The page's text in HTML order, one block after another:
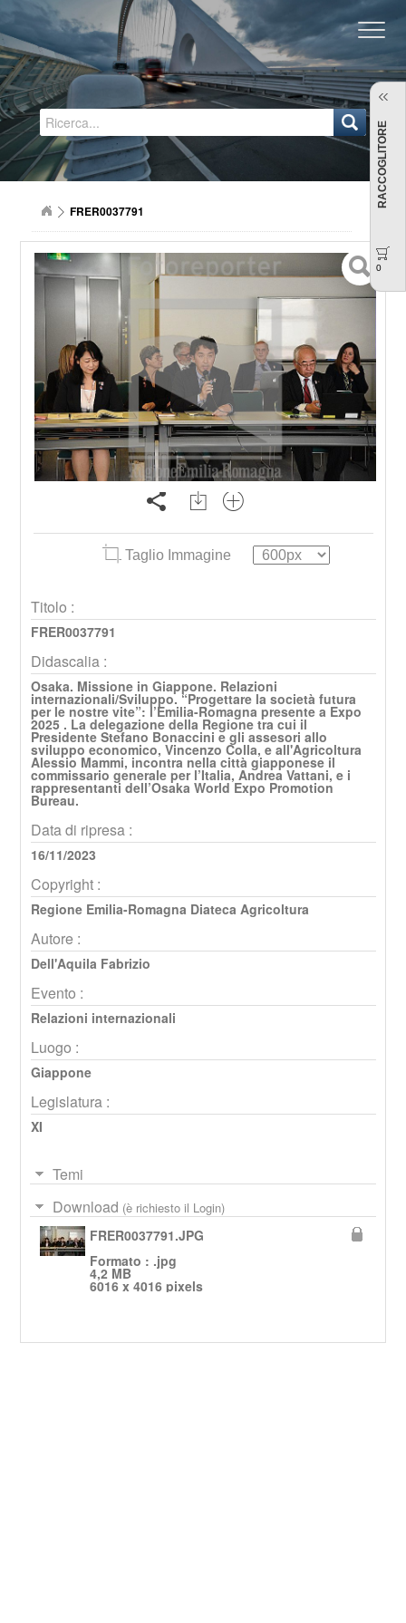
Regione Emilia-Romagna
FRER0037791
Taglio Immagine
Titolo :
FRER0037791
Didascalia :
Osaka. Missione in Giappone. Relazioni
internazionali/Sviluppo. “Progettare la società futura
per le nostre vite”: l’Emilia-Romagna presente a Expo
2025 . La delegazione della Regione tra cui il
Presidente Stefano Bonaccini e gli assesori allo
sviluppo economico, Vincenzo Colla, e all'Agricoltura
Alessio Mammi, incontra nella città giapponese il
commissario generale per l’Italia, Andrea Vattani, e i
rappresentanti dell’Osaka World Expo Promotion
Bureau.
Data di ripresa :
16/11/2023
Copyright :
Regione Emilia-Romagna Diateca Agricoltura
Autore :
Dell'Aquila Fabrizio
Evento :
Relazioni internazionali
Luogo :
Giappone
Legislatura :
XI
Temi
Download (è richiesto il Login)
FRER0037791.JPG
Formato : .jpg
4,2 MB
6016 x 4016 pixels
RACCOGLITORE
0